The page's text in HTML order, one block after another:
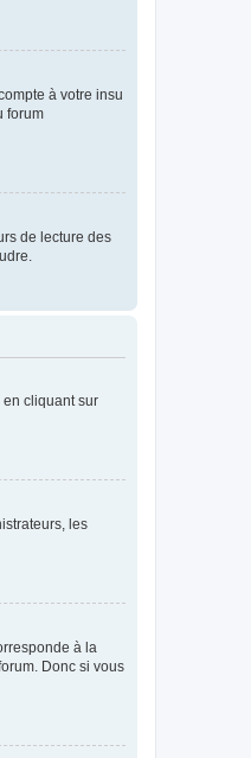
à votre insu
forum
de lecture des
cliquant sur
les
à la
Donc si vous